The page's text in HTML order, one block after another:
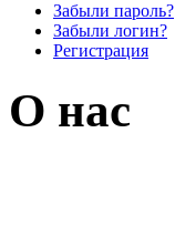
Забыли пароль?
Забыли логин?
Регистрация
О нас